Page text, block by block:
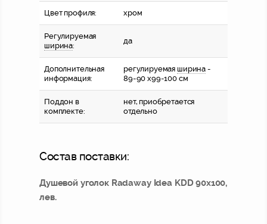
Цвет профиля: хром
Регулируемая
ширина:
да
Дополнительная
информация:
регулируемая ширина -
89-90 x99-100 см
Поддон в
комплекте:
нет, приобретается
отдельно
Состав поставки:
Душевой уголок Radaway Idea KDD 90x100,
лев.